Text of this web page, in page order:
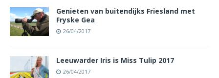
Genieten van buitendijks Friesland met
Fryske Gea
26/04/2017
Leeuwarder Iris is Miss Tulip 2017
26/04/2017